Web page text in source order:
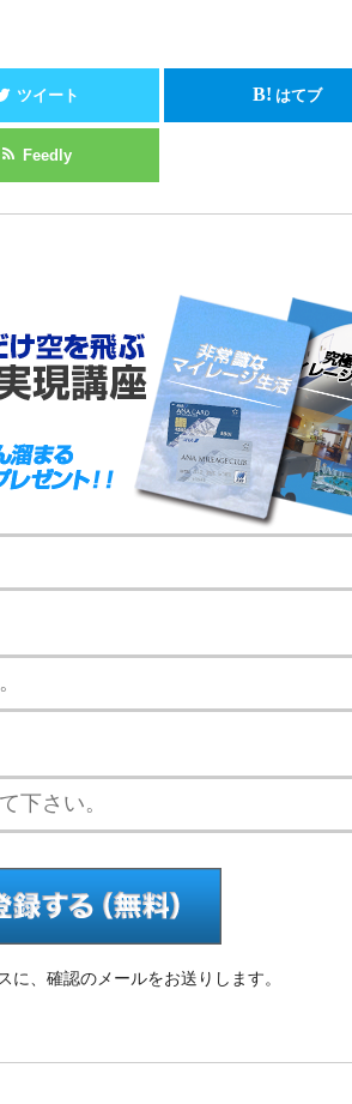
ツイート B! はてブ
Feedly
、確認のメールをお送りします。